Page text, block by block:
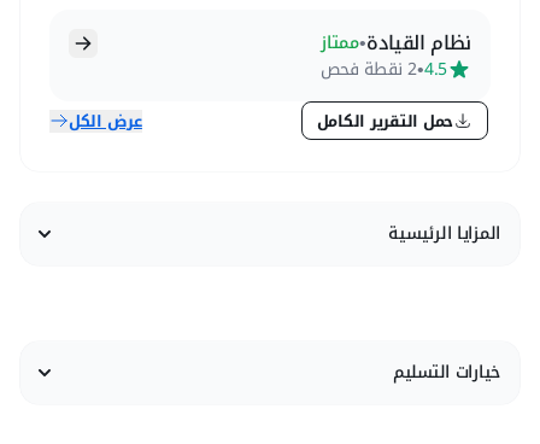
نظام القيادة•ممتاز
4.5
•2 نقطة فحص
حمل التقرير الكامل عرض الكل
المزايا الرئيسية
خيارات التسليم